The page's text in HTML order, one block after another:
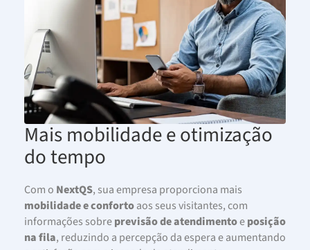
Mais mobilidade e otimização
do tempo
Com o NextQS, sua empresa proporciona mais
mobilidade e confortoaos seus visitantes, com
informações sobreprevisão de atendimentoeposição
na fila, reduzindo a percepção da espera e aumentando